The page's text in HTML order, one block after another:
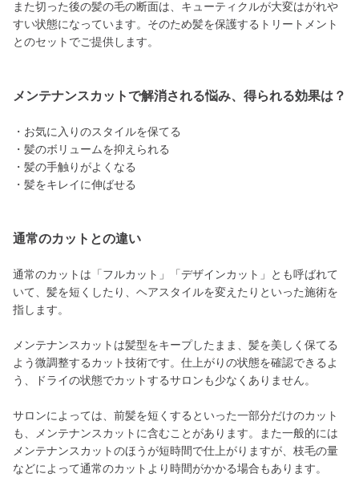
また切った後の髪の毛の断面は、キューティクルが大変はがれや
すい状態になっています。そのため髪を保護するトリートメント
とのセットでご提供します。
メンテナンスカットで解消される悩み、得られる効果は？
・お気に入りのスタイルを保てる
・髪のボリュームを抑えられる
・髪の手触りがよくなる
・髪をキレイに伸ばせる
通常のカットとの違い
通常のカットは「フルカット」「デザインカット」とも呼ばれて
いて、髪を短くしたり、ヘアスタイルを変えたりといった施術を
指します。
メンテナンスカットは髪型をキープしたまま、髪を美しく保てる
よう微調整するカット技術です。仕上がりの状態を確認できるよ
う、ドライの状態でカットするサロンも少なくありません。
サロンによっては、前髪を短くするといった一部分だけのカット
も、メンテナンスカットに含むことがあります。また一般的には
メンテナンスカットのほうが短時間で仕上がりますが、枝毛の量
などによって通常のカットより時間がかかる場合もあります。